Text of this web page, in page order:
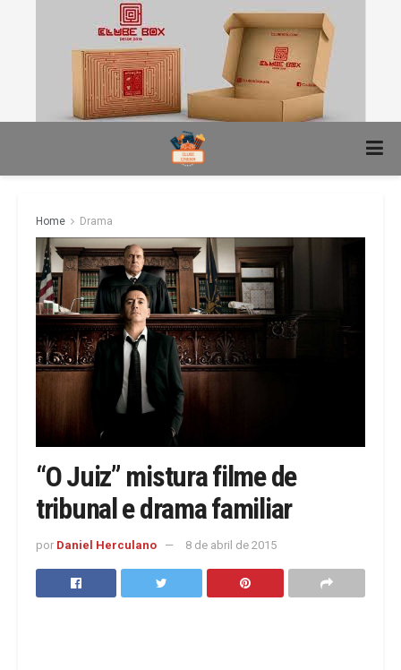
Home Drama
“O Juiz” mistura filme de
tribunal e drama familiar
por Daniel Herculano 8 de abril de 2015